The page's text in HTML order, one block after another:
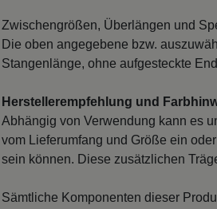
Zwischengrößen, Überlängen und
Die oben angegebene bzw.
Stangenlänge, ohne aufgesteckte
Herstellerempfehlung und
Abhängig von Verwendung kann es
vom Lieferumfang und Größe ein
sein können. Diese zusätzlichen
Sämtliche Komponenten dieser